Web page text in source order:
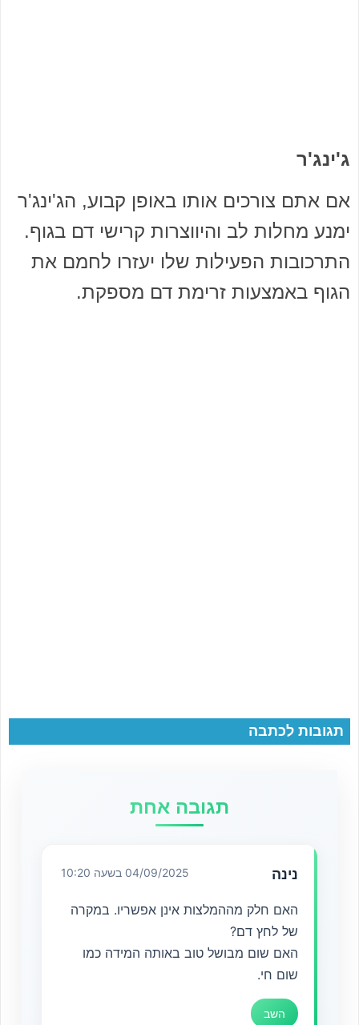
ג'ינג'ר
אם אתם צורכים אותו באופן קבוע, הג'ינג'ר
ימנע מחלות לב והיווצרות קרישי דם בגוף.
התרכובות הפעילות שלו יעזרו לחמם את
הגוף באמצעות זרימת דם מספקת.
תגובות לכתבה
תגובה אחת
נינה 04/09/2025 בשעה 10:20
האם חלק מההמלצות אינן אפשריו. במקרה
של לחץ דם?
האם שום מבושל טוב באותה המידה כמו
שום חי.
השב